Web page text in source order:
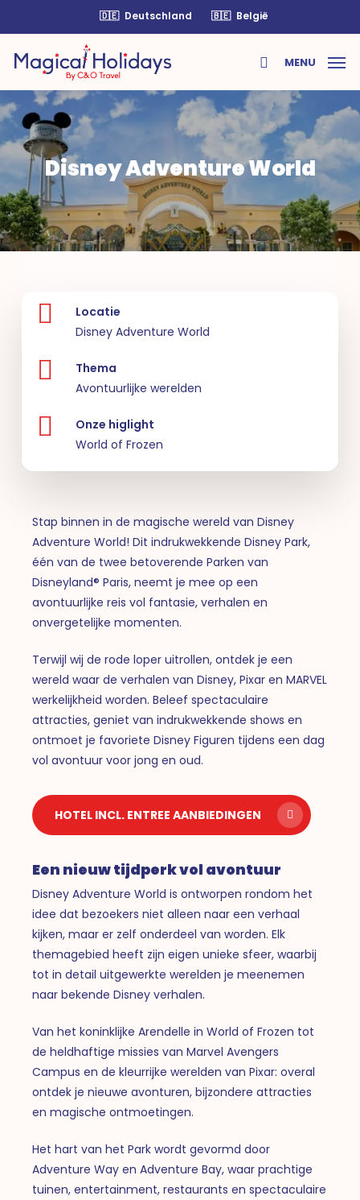
main
content
🇩🇪 Deutschland 🇧🇪 België
search
MENU
Disney Adventure World
Locatie
Disney Adventure World
Thema
Avontuurlijke werelden
Onze higlight
World of Frozen
Stap binnen in de magische wereld van Disney
Adventure World! Dit indrukwekkende Disney Park,
één van de twee betoverende Parken van
Disneyland® Paris, neemt je mee op een
avontuurlijke reis vol fantasie, verhalen en
onvergetelijke momenten.
Terwijl wij de rode loper uitrollen, ontdek je een
wereld waar de verhalen van Disney, Pixar en MARVEL
werkelijkheid worden. Beleef spectaculaire
attracties, geniet van indrukwekkende shows en
ontmoet je favoriete Disney Figuren tijdens een dag
vol avontuur voor jong en oud.
HOTEL INCL. ENTREE AANBIEDINGEN
Een nieuw tijdperk vol avontuur
Disney Adventure World is ontworpen rondom het
idee dat bezoekers niet alleen naar een verhaal
kijken, maar er zelf onderdeel van worden. Elk
themagebied heeft zijn eigen unieke sfeer, waarbij
tot in detail uitgewerkte werelden je meenemen
naar bekende Disney verhalen.
Van het koninklijke Arendelle in World of Frozen tot
de heldhaftige missies van Marvel Avengers
Campus en de kleurrijke werelden van Pixar: overal
ontdek je nieuwe avonturen, bijzondere attracties
en magische ontmoetingen.
Het hart van het Park wordt gevormd door
Adventure Way en Adventure Bay, waar prachtige
tuinen, entertainment, restaurants en spectaculaire